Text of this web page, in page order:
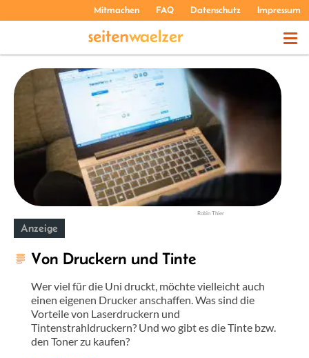
Mitmachen FAQ Datenschutz Impressum
THEMEN
PODCASTS
ÜBER UNS
Robin Thier
Anzeige
Von Druckern und Tinte
Wer viel für die Uni druckt, möchte vielleicht auch
einen eigenen Drucker anschaffen. Was sind die
Vorteile von Laserdruckern und
Tintenstrahldruckern? Und wo gibt es die Tinte bzw.
den Toner zu kaufen?